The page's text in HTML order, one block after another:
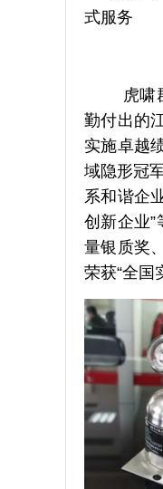
式服务
虎啸
勤付出的
实施卓越
域隐形冠
系和谐企
创新企业”
量银质奖
荣获“全国